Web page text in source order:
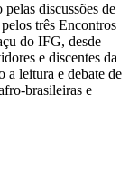
discussões de
três Encontros
do IFG, desde
e discentes da
a leitura e debate de
brasileiras e